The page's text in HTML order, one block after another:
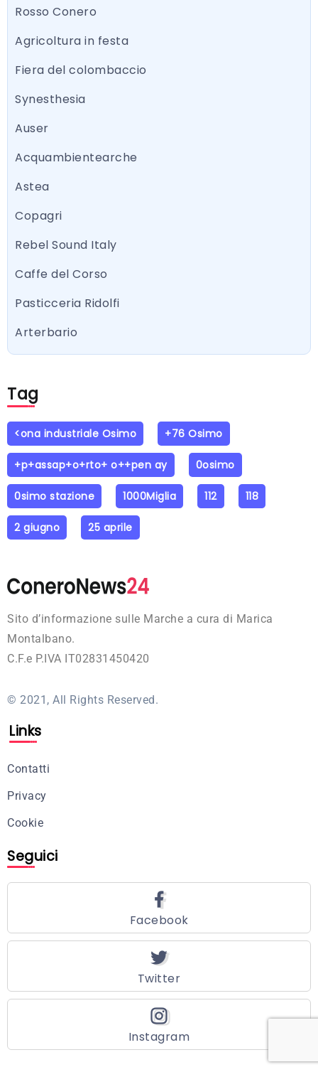
Rosso Conero
Agricoltura in festa
Fiera del colombaccio
Synesthesia
Auser
Acquambientearche
Astea
Copagri
Rebel Sound Italy
Caffe del Corso
Pasticceria Ridolfi
Arterbario
Tag
<ona industriale Osimo +76 Osimo
+p+assap+o+rto+ o++pen ay 0osimo
0simo stazione 1000Miglia 112 118
2 giugno 25 aprile
Sito d’informazione sulle Marche a cura di Marica
Montalbano.
C.F.e P.IVA IT02831450420
© 2021, All Rights Reserved.
Links
Contatti
Privacy
Cookie
Seguici
Facebook
Twitter
Instagram